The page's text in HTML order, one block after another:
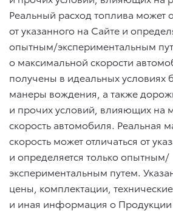
Реальный расход топлива может
от указанного на Сайте и
опытным/экспериментальным
о максимальной скорости
получены в идеальных условиях
манеры вождения, а также
и прочих условий, влияющих на
скорость автомобиля. Реальная
скорость может отличаться от
и определяется только опытным/
экспериментальным путем.
цены, комплектации,
и иная информация о Продукции